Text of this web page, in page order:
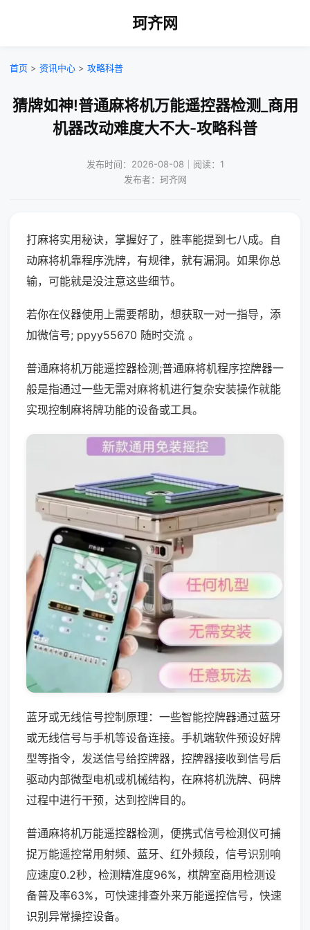
珂齐网
首页 > 资讯中心 > 攻略科普
猜牌如神!普通麻将机万能遥控器检测_商用
机器改动难度大不大-攻略科普
发布时间：2026-08-08｜阅读：1
发布者：珂齐网
打麻将实用秘诀，掌握好了，胜率能提到七八成。自
动麻将机靠程序洗牌，有规律，就有漏洞。如果你总
输，可能就是没注意这些细节。
若你在仪器使用上需要帮助，想获取一对一指导，添
加微信号; ppyy55670 随时交流 。
普通麻将机万能遥控器检测;普通麻将机程序控牌器一
般是指通过一些无需对麻将机进行复杂安装操作就能
实现控制麻将牌功能的设备或工具。
蓝牙或无线信号控制原理：一些智能控牌器通过蓝牙
或无线信号与手机等设备连接。手机端软件预设好牌
型等指令，发送信号给控牌器，控牌器接收到信号后
驱动内部微型电机或机械结构，在麻将机洗牌、码牌
过程中进行干预，达到控牌目的。
普通麻将机万能遥控器检测，便携式信号检测仪可捕
捉万能遥控常用射频、蓝牙、红外频段，信号识别响
应速度0.2秒，检测精准度96%，棋牌室商用检测设
备普及率63%，可快速排查外来万能遥控信号，快速
识别异常操控设备。